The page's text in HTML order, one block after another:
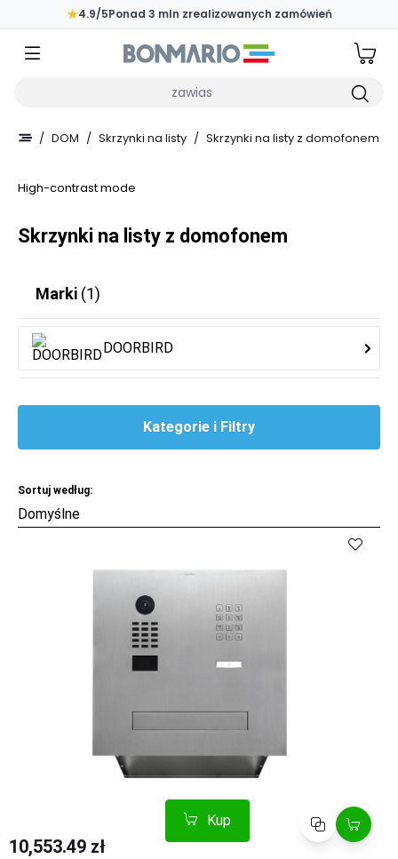
Przejdź do głównej zawartości strony
★4.9/5Ponad 3 mln zrealizowanych zamówień
/ DOM / Skrzynki na listy / Skrzynki na listy z domofonem
High-contrast mode
Skrzynki na listy z domofonem
Marki (1)
DOORBIRD
Kategorie i Filtry
Sortuj według:
Kup Porównaj
Kup Porównaj
10,553.49 zł